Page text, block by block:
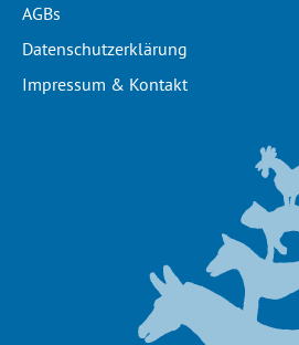
AGBs
Datenschutzerklärung
Impressum & Kontakt